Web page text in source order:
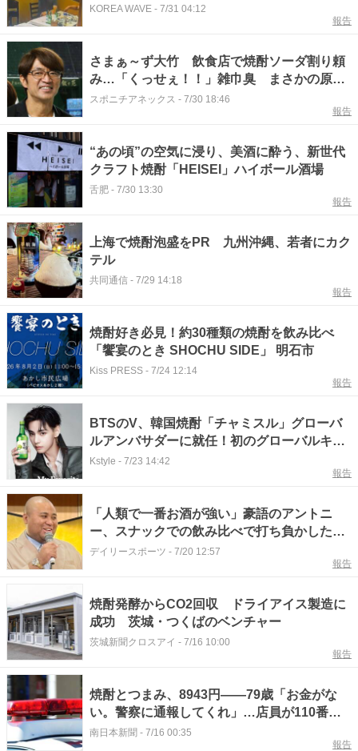
KOREA WAVE - 7/31 04:12
報告
さまぁ～ず大竹 飲食店で焼酎ソーダ割り頼
み…「くっせぇ！！」雑巾臭 まさかの原因
にスタジオ悲鳴
スポニチアネックス - 7/30 18:46
報告
“あの頃”の空気に浸り、美酒に酔う、新世代
クラフト焼酎「HEISEI」ハイボール酒場
舌肥 - 7/30 13:30
報告
上海で焼酎泡盛をPR 九州沖縄、若者にカク
テル
共同通信 - 7/29 14:18
報告
焼酎好き必見！約30種類の焼酎を飲み比べ
「饗宴のとき SHOCHU SIDE」 明石市
Kiss PRESS - 7/24 12:14
報告
BTSのV、韓国焼酎「チャミスル」グローバ
ルアンバサダーに就任！初のグローバルキャ
ンペーン映像を公開
Kstyle - 7/23 14:42
報告
「人類で一番お酒が強い」豪語のアントニ
ー、スナックでの飲み比べで打ち負かした元
横綱「最後寝かけて。僕がＴＫＯ勝ち」２人
デイリースポーツ - 7/20 12:57
報告
焼酎発酵からCO2回収 ドライアイス製造に
成功 茨城・つくばのベンチャー
茨城新聞クロスアイ - 7/16 10:00
報告
焼酎とつまみ、8943円――79歳「お金がな
い。警察に通報してくれ」…店員が110番、
無職男を現行犯逮捕
南日本新聞 - 7/16 00:35
報告